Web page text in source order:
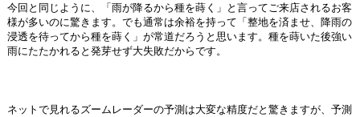
今回と同じように、「雨が降るから種を蒔く」と言ってご来店されるお客
様が多いのに驚きます。でも通常は余裕を持って「整地を済ませ、降雨の
浸透を待ってから種を蒔く」が常道だろうと思います。種を蒔いた後強い
雨にたたかれると発芽せず大失敗だからです。
ネットで見れるズームレーダーの予測は大変な精度だと驚きますが、予測